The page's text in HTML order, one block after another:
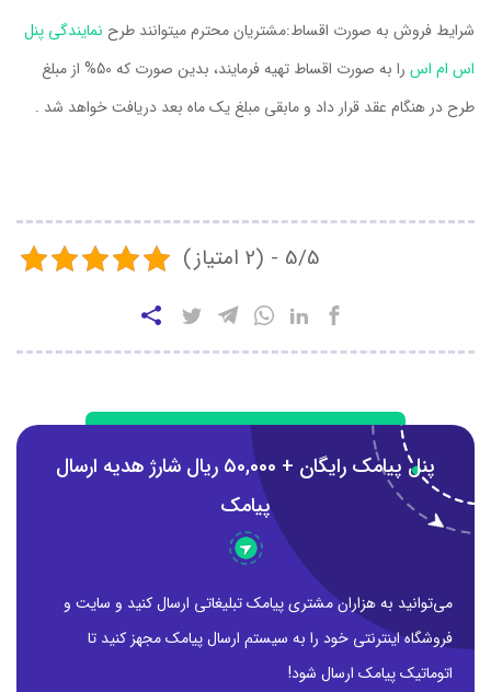
شرایط فروش به صورت اقساط:مشتریان محترم میتوانند طرح نمایندگی پنل
اس ام اس
را به صورت اقساط تهیه فرمایند، بدین صورت که 50% از مبلغ
طرح در هنگام عقد قرار داد و مابقی مبلغ یک ماه بعد دریافت خواهد شد .
5/5 - (2 امتیاز)
پنل پیامک رایگان + ۵0,000 ریال شارژ هدیه ارسال
پیامک
می‌توانید به هزاران مشتری پیامک تبلیغاتی ارسال کنید و سایت و
فروشگاه اینترنتی خود را به سیستم ارسال پیامک مجهز کنید تا
اتوماتیک پیامک ارسال شود!